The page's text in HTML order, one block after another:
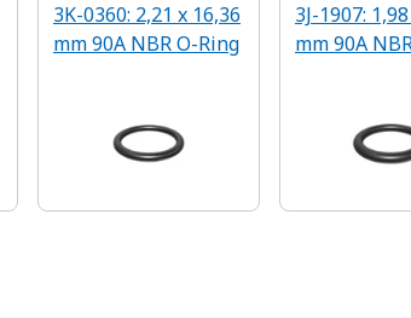
3K-0360: 2,21 x 16,36
mm 90A NBR O-Ring
3J-1907:
mm 90A